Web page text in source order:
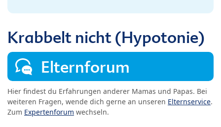
Krabbelt nicht (Hypotonie)
Elternforum
Hier findest du Erfahrungen anderer Mamas und Papas. Bei
weiteren Fragen, wende dich gerne an unseren Elternservice.
Zum Expertenforum wechseln.